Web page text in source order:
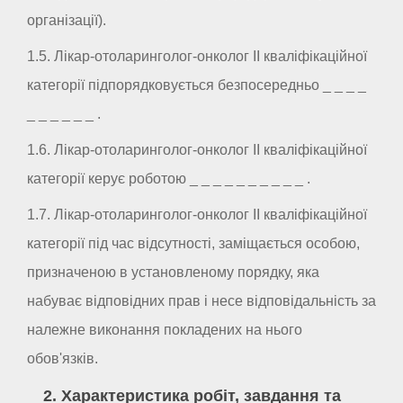
організації).
1.5. Лікар-отоларинголог-онколог II кваліфікаційної
категорії підпорядковується безпосередньо _ _ _ _
_ _ _ _ _ _ .
1.6. Лікар-отоларинголог-онколог II кваліфікаційної
категорії керує роботою _ _ _ _ _ _ _ _ _ _ .
1.7. Лікар-отоларинголог-онколог II кваліфікаційної
категорії під час відсутності, заміщається особою,
призначеною в установленому порядку, яка
набуває відповідних прав і несе відповідальність за
належне виконання покладених на нього
обов'язків.
2. Характеристика робіт, завдання та